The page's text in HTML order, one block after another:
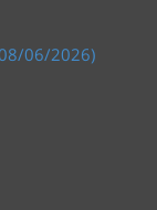
06/2026)